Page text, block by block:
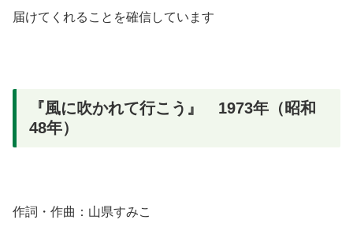
届けてくれることを確信しています
『風に吹かれて行こう』 1973年（昭和
48年）
作詞・作曲：山県すみこ